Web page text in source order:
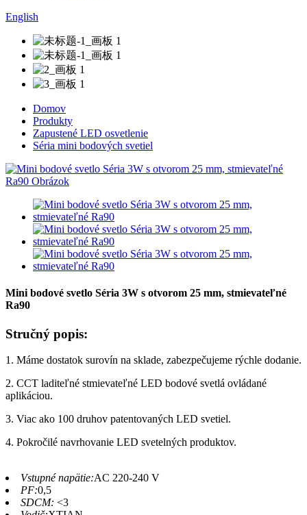
English
Domov
Produkty
Zapustené LED osvetlenie
Séria mini bodových svetiel
Mini bodové svetlo Séria 3W s otvorom 25 mm, stmievateľné
Ra90
Stručný popis:
1. Máme dostatok surovín na sklade, zabezpečujeme rýchle dodanie.
2. CCT laditeľné stmievateľné LED bodové svetlá ovládané
aplikáciou.
3. Viac ako 100 druhov patentovaných LED svetiel.
4. Pokročilé navrhovanie LED svetelných produktov.
Vstupné napätie:AC 220-240 V
PF:0,5
SDCM: <3